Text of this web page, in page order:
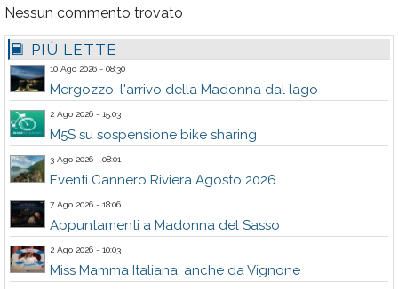
Nessun commento trovato
PIÙ LETTE
10 Ago 2026 - 08:30
Mergozzo: l'arrivo della Madonna dal lago
2 Ago 2026 - 15:03
M5S su sospensione bike sharing
3 Ago 2026 - 08:01
Eventi Cannero Riviera Agosto 2026
7 Ago 2026 - 18:06
Appuntamenti a Madonna del Sasso
2 Ago 2026 - 10:03
Miss Mamma Italiana: anche da Vignone